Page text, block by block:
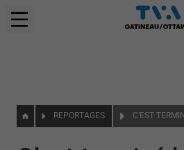
REPORTAGES